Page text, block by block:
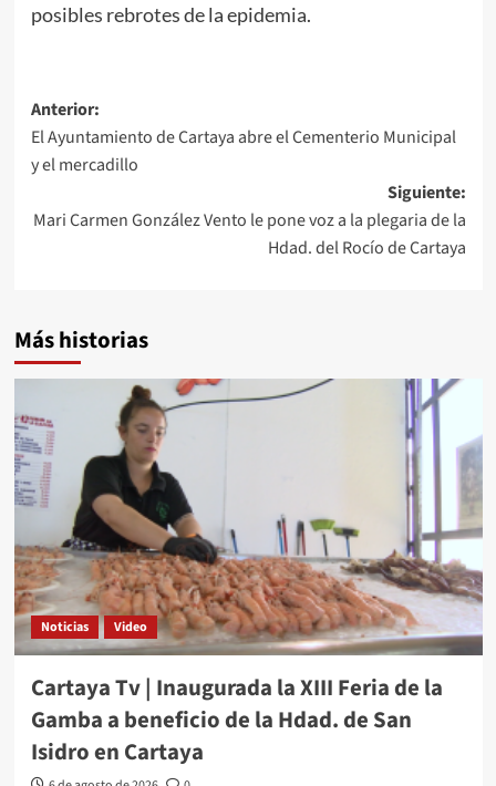
posibles rebrotes de la epidemia.
Anterior:
El Ayuntamiento de Cartaya abre el Cementerio Municipal
y el mercadillo
Siguiente:
Mari Carmen González Vento le pone voz a la plegaria de la
Hdad. del Rocío de Cartaya
Más historias
Noticias Video
Cartaya Tv | Inaugurada la XIII Feria de la
Gamba a beneficio de la Hdad. de San
Isidro en Cartaya